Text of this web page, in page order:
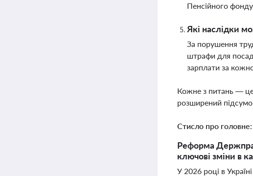
Пенсійного
Які наслідки
За порушення
штрафи для
зарплати за
Кожне з питань — це
розширений
Стисло про головне:
Реформа
ключові зміни в
У 2026 році в